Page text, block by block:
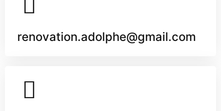
renovation.adolphe@gmail.com